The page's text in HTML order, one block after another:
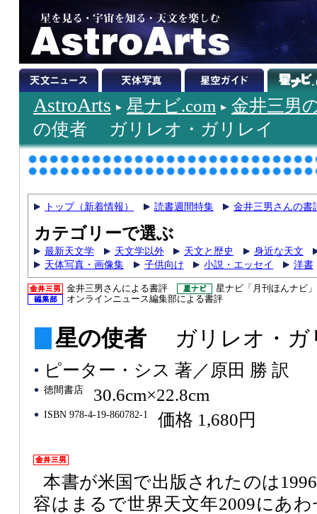
AstroArts 星ナビ.com
金井三男
の使者 ガリレオ・ガリレイ
トップ（新着情報） 読書週間特集 金井三男さんの書
カテゴリーで選ぶ
最新天文学 天文学以外 天文と歴史
身近な天文
天体写真・画像集
子供向け 小説・エッセイ 洋書
金井三男さんによる書評
星ナビ「月刊ほんナビ
オンラインニュース編集部による書評
星の使者 ガリレオ・ガ
ピーター・シス 著／原田 勝 訳
徳間書店 30.6cm×22.8cm
ISBN 978-4-19-860782-1 価格 1,680円
本書が米国で出版されたのは
容はまるで世界天文年2009にあ